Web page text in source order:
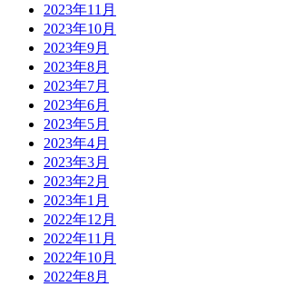
2023年11月
2023年10月
2023年9月
2023年8月
2023年7月
2023年6月
2023年5月
2023年4月
2023年3月
2023年2月
2023年1月
2022年12月
2022年11月
2022年10月
2022年8月